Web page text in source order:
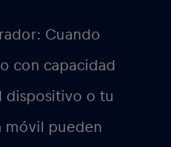
Cuando
con capacidad
dispositivo o tu
móvil pueden